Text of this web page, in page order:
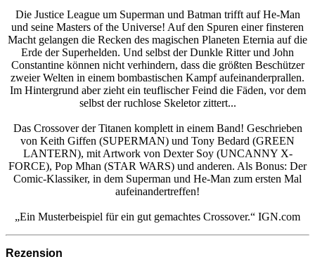
Die Justice League um Superman und Batman trifft auf He-Man
und seine Masters of the Universe! Auf den Spuren einer finsteren
Macht gelangen die Recken des magischen Planeten Eternia auf die
Erde der Superhelden. Und selbst der Dunkle Ritter und John
Constantine können nicht verhindern, dass die größten Beschützer
zweier Welten in einem bombastischen Kampf aufeinanderprallen.
Im Hintergrund aber zieht ein teuflischer Feind die Fäden, vor dem
selbst der ruchlose Skeletor zittert...
Das Crossover der Titanen komplett in einem Band! Geschrieben
von Keith Giffen (SUPERMAN) und Tony Bedard (GREEN
LANTERN), mit Artwork von Dexter Soy (UNCANNY X-
FORCE), Pop Mhan (STAR WARS) und anderen. Als Bonus: Der
Comic-Klassiker, in dem Superman und He-Man zum ersten Mal
aufeinandertreffen!
„Ein Musterbeispiel für ein gut gemachtes Crossover.“ IGN.com
Rezension